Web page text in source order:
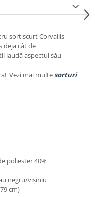
sort scurt Corvallis
deja cât de
laudă aspectul său
Vezi mai multesorturi
poliester 40%
negru/vișiniu
cm)